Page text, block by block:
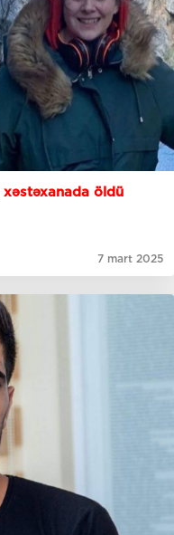
xəstəxanada öldü
7 mart 2025